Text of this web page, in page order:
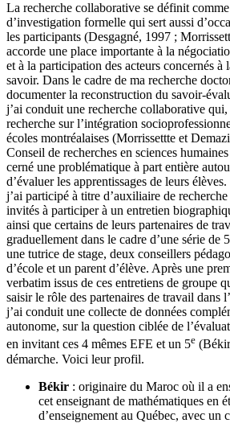
La recherche collaborative se définit
d’investigation formelle qui sert aussi
les participants (Desgagné, 1997 ;
accorde une place importante à la
et à la participation des acteurs concernés à
savoir. Dans le cadre de ma recherche
documenter la reconstruction du savoir-
j’ai conduit une recherche collaborative
recherche sur l’intégration
écoles montréalaises (Morrissettte et
Conseil de recherches en sciences
cerné une problématique à part entière
d’évaluer les apprentissages de leurs
j’ai participé à titre d’auxiliaire de
invités à participer à un entretien
ainsi que certains de leurs partenaires de
graduellement dans le cadre d’une série de
une tutrice de stage, deux conseillers
d’école et un parent d’élève. Après une
verbatim issus de ces entretiens de groupe
saisir le rôle des partenaires de travail dans
j’ai conduit une collecte de données
autonome, sur la question ciblée de
en invitant ces 4 mêmes EFE et un 5e
démarche. Voici leur profil.
Békir : originaire du Maroc où il a
cet enseignant de mathématiques en
d’enseignement au Québec, avec un